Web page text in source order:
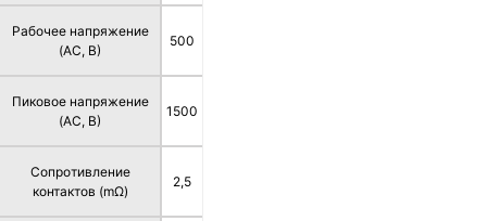
Рабочее напряжение
(AC, В)
Пиковое напряжение
(AC, В)
Сопротивление
контактов (mΩ)
500
1500
2,5